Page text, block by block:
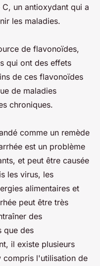
un antioxydant qui a
les maladies.
de flavonoïdes,
qui ont des effets
de ces flavonoïdes
de maladies
chroniques.
comme un remède
est un problème
et peut être causée
les virus, les
alimentaires et
peut être très
des
que des
il existe plusieurs
compris l'utilisation de